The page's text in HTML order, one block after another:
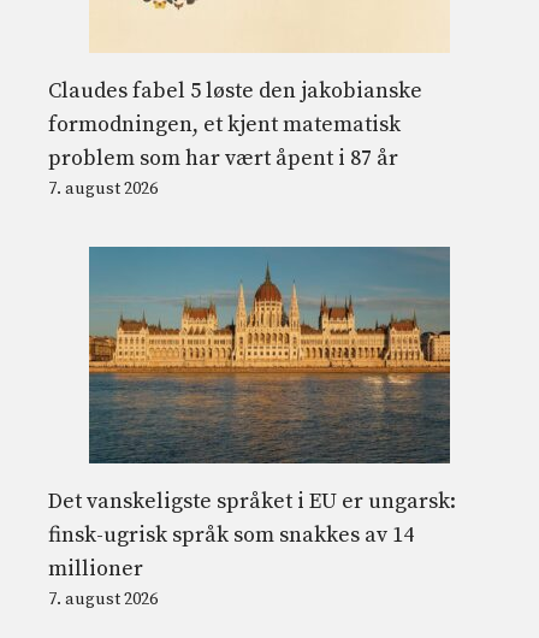
Claudes fabel 5 løste den jakobianske
formodningen, et kjent matematisk
problem som har vært åpent i 87 år
7. august 2026
Det vanskeligste språket i EU er ungarsk:
finsk-ugrisk språk som snakkes av 14
millioner
7. august 2026